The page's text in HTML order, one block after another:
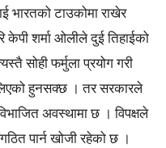
भारतको टाउकोमा राखेर
केपी शर्मा ओलीले दुई तिहाईको
सोही फर्मुला प्रयोग गरी
हुनसक्छ । तर सरकारले
अवस्थामा छ । विपक्षले
पार्न खोजी रहेको छ ।